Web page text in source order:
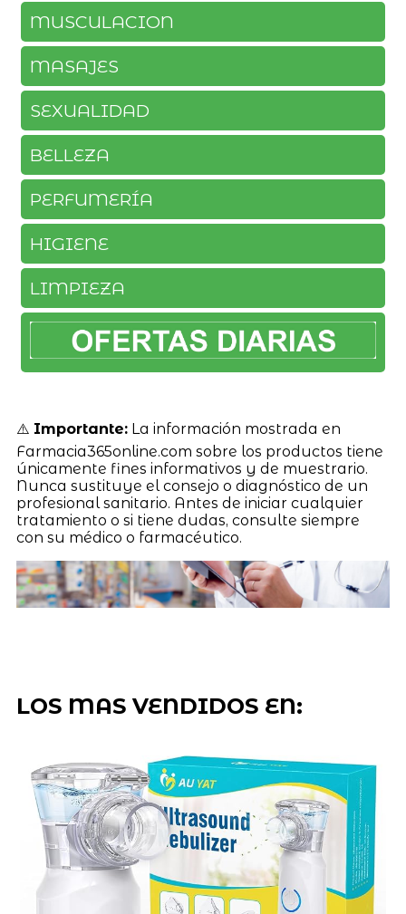
MUSCULACION
MASAJES
SEXUALIDAD
BELLEZA
PERFUMERÍA
HIGIENE
LIMPIEZA
⚠️ Importante:La información mostrada en
Farmacia365online.com sobre los productos tiene
únicamente fines informativos y de muestrario.
Nunca sustituye el consejo o diagnóstico de un
profesional sanitario. Antes de iniciar cualquier
tratamiento o si tiene dudas, consulte siempre
con su médico o farmacéutico.
LOS MAS VENDIDOS EN: